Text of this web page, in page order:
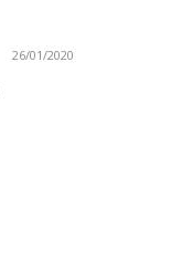
26/01/2020